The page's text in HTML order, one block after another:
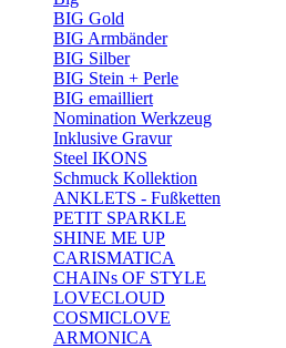
BIG Gold
BIG Armbänder
BIG Silber
BIG Stein + Perle
BIG emailliert
Nomination Werkzeug
Inklusive Gravur
Steel IKONS
Schmuck Kollektion
ANKLETS - Fußketten
PETIT SPARKLE
SHINE ME UP
CARISMATICA
CHAINs OF STYLE
LOVECLOUD
COSMICLOVE
ARMONICA